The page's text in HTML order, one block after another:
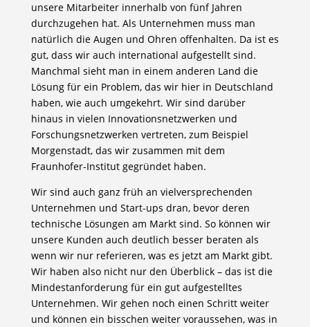
unsere Mitarbeiter innerhalb von fünf Jahren
durchzugehen hat. Als Unternehmen muss man
natürlich die Augen und Ohren offenhalten. Da ist es
gut, dass wir auch international aufgestellt sind.
Manchmal sieht man in einem anderen Land die
Lösung für ein Problem, das wir hier in Deutschland
haben, wie auch umgekehrt. Wir sind darüber
hinaus in vielen Innovationsnetzwerken und
Forschungsnetzwerken vertreten, zum Beispiel
Morgenstadt, das wir zusammen mit dem
Fraunhofer-Institut gegründet haben.
Wir sind auch ganz früh an vielversprechenden
Unternehmen und Start-ups dran, bevor deren
technische Lösungen am Markt sind. So können wir
unsere Kunden auch deutlich besser beraten als
wenn wir nur referieren, was es jetzt am Markt gibt.
Wir haben also nicht nur den Überblick – das ist die
Mindestanforderung für ein gut aufgestelltes
Unternehmen. Wir gehen noch einen Schritt weiter
und können ein bisschen weiter voraussehen, was in